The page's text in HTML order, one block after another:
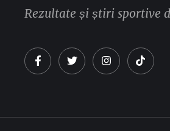
Rezultate și știri sportive